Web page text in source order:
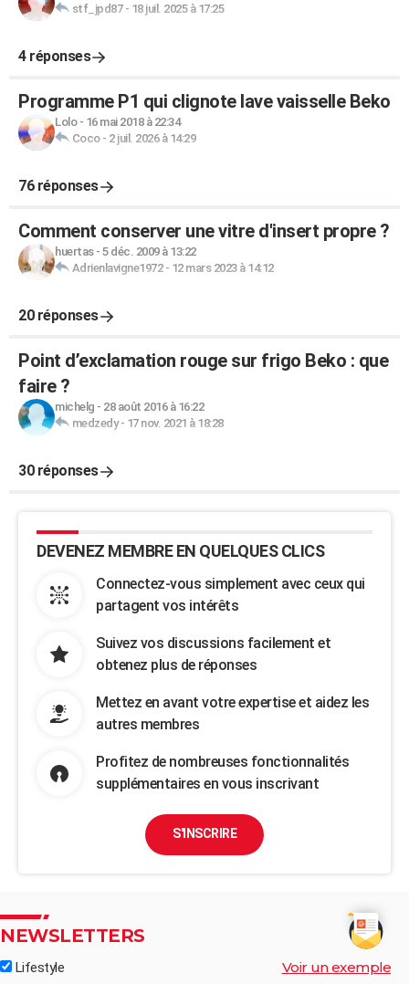
stf_jpd87- 18 juil. 2025 à 17:25
4 réponses
Programme P1 qui clignote lave vaisselle Beko
Lolo- 16 mai 2018 à 22:34
Coco- 2 juil. 2026 à 14:29
76 réponses
Comment conserver une vitre d'insert propre ?
huertas- 5 déc. 2009 à 13:22
Adrienlavigne1972- 12 mars 2023 à 14:12
20 réponses
Point d’exclamation rouge sur frigo Beko : que
faire ?
michelg - 28 août 2016 à 16:22
medzedy- 17 nov. 2021 à 18:28
30 réponses
DEVENEZ MEMBRE EN QUELQUES CLICS
Connectez-vous simplement avec ceux qui
partagent vos intérêts
Suivez vos discussions facilement et
obtenez plus de réponses
Mettez en avant votre expertise et aidez les
autres membres
Profitez de nombreuses fonctionnalités
supplémentaires en vous inscrivant
S'INSCRIRE
NEWSLETTERS
Lifestyle Voir un exemple